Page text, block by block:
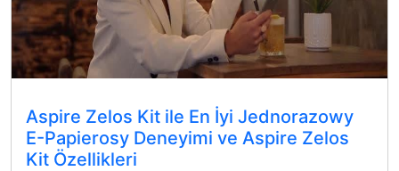
Aspire Zelos Kit ile En İyi Jednorazowy
E-Papierosy Deneyimi ve Aspire Zelos
Kit Özellikleri